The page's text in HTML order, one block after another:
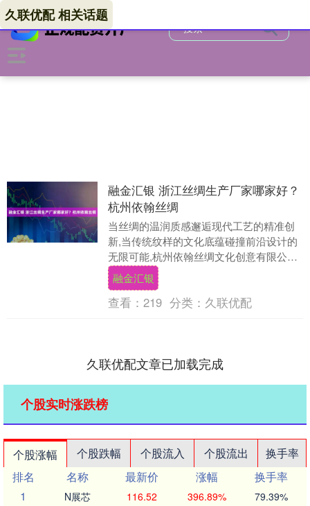
久联优配 相关话题
融金汇银 浙江丝绸生产厂家哪家好？
杭州依翰丝绸
当丝绸的温润质感邂逅现代工艺的精准创
新,当传统纹样的文化底蕴碰撞前沿设计的
无限可能,杭州依翰丝绸文化创意有限公司
始终以专业之力,在丝绸行业深耕不辍。自
2013....
融金汇银
查看： 219 分类： 久联优配
久联优配文章已加载完成
个股实时涨跌榜
个股涨幅 个股跌幅 个股流入 个股流出
换手率
排名
名称 最新价 涨幅
换手率
1
N展芯 116.52 396.89% 79.39%